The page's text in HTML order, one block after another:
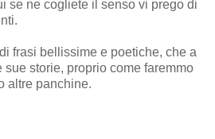
se ne cogliete il senso vi prego di
frasi bellissime e poetiche, che a
storie, proprio come faremmo
altre panchine.